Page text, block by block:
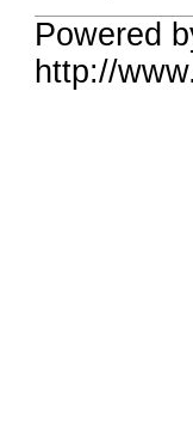
Powered
http://